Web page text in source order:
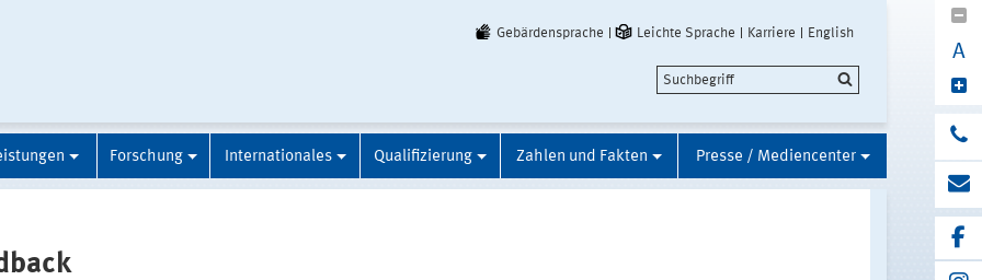
Gebärdensprache Leichte Sprache Karriere English
A
Forschung Internationales Qualifizierung Zahlen und Fakten Presse / Mediencenter